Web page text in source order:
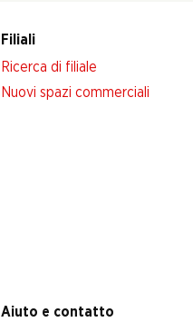
Filiali
Ricerca di filiale
Nuovi spazi commerciali
Aiuto e contatto